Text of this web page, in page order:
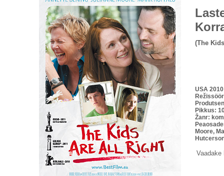
(The
USA 2010
Pikkus:
Žanr:
Moore,
Vaadake